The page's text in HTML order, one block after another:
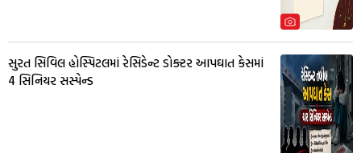
સુરત સિવિલ હોસ્પિટલમાં રેસિડેન્ટ ડોક્ટર આપઘાત કેસમાં
4 સિનિયર સસ્પેન્ડ